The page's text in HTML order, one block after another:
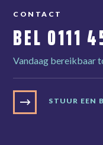
CONTACT
BEL 0111
Vandaag bereikbaar
STUUR EEN